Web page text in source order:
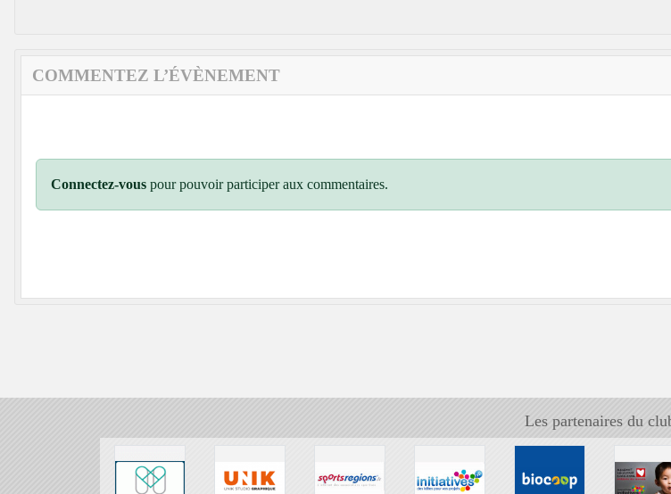
COMMENTEZ L’ÉVÈNEMENT
Connectez-vous pour pouvoir participer aux commentaires.
Les partenaires du